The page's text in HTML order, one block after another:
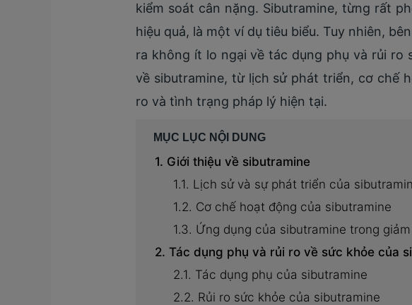
kiểm soát cân nặng. Sibutramine, từng rất
hiệu quả, là một ví dụ tiêu biểu. Tuy nhiên,
ra không ít lo ngại về tác dụng phụ và rủi ro
về sibutramine, từ lịch sử phát triển, cơ chế
ro và tình trạng pháp lý hiện tại.
MỤC LỤC NỘI DUNG
Giới thiệu về sibutramine
Lịch sử và sự phát triển của
Cơ chế hoạt động của sibutramine
Ứng dụng của sibutramine trong
Tác dụng phụ và rủi ro về sức khỏe của
Tác dụng phụ của sibutramine
Rủi ro sức khỏe của sibutramine